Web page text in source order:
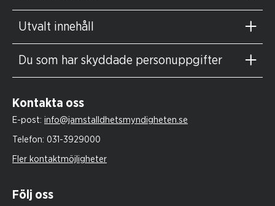
Utvalt innehåll
Du som har skyddade personuppgifter
Kontakta oss
E-post: info@jamstalldhetsmyndigheten.se
Telefon: 031-3929000
Fler kontaktmöjligheter
Följ oss